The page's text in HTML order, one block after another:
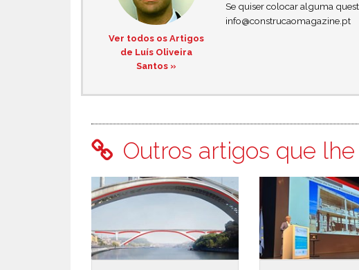
Ver todos os Artigos
de Luís Oliveira
Santos »
Se quiser colocar alguma
info@construcaomagazine.pt
Outros artigos que